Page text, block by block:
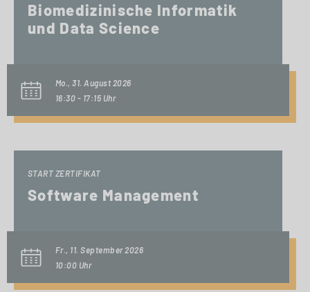
Biomedizinische Informatik
und Data Science
Mo., 31. August 2026
16:30 - 17:15 Uhr
START ZERTIFIKAT
Software Management
Fr., 11. September 2026
10:00 Uhr